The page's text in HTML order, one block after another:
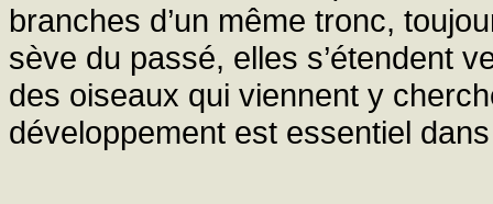
branches d’un même tronc,
sève du passé, elles s’étendent
des oiseaux qui viennent y
développement est essentiel